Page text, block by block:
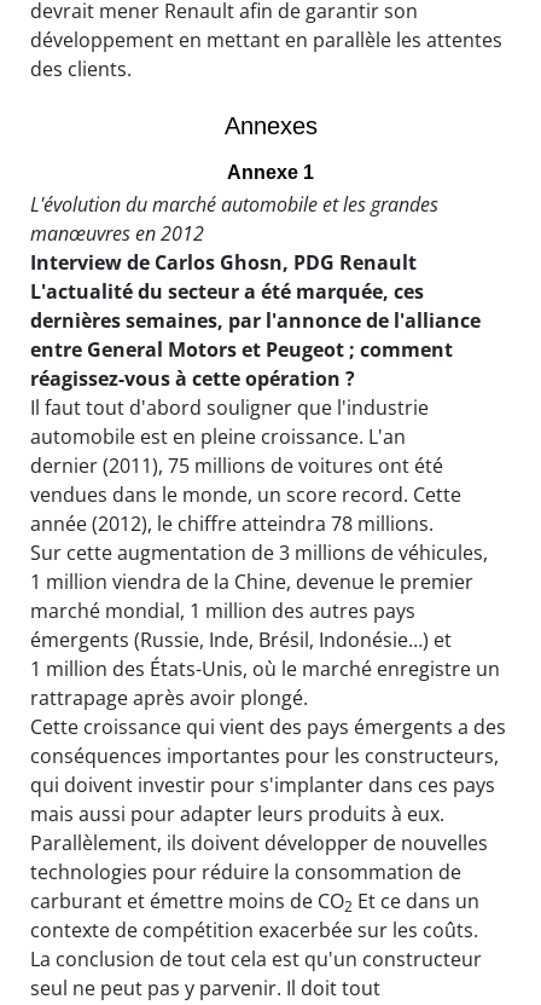
devrait mener Renault afin de garantir son
développement en mettant en parallèle les attentes
des clients.
Annexes
Annexe 1
L'évolution du marché automobile et les grandes
manœuvres en 2012
Interview de Carlos Ghosn, PDG Renault
L'actualité du secteur a été marquée, ces
dernières semaines, par l'annonce de l'alliance
entre General Motors et Peugeot ; comment
réagissez-vous à cette opération ?
Il faut tout d'abord souligner que l'industrie
automobile est en pleine croissance. L'an
dernier (2011), 75 millions de voitures ont été
vendues dans le monde, un score record. Cette
année (2012), le chiffre atteindra 78 millions.
Sur cette augmentation de 3 millions de véhicules,
1 million viendra de la Chine, devenue le premier
marché mondial, 1 million des autres pays
émergents (Russie, Inde, Brésil, Indonésie…) et
1 million des États-Unis, où le marché enregistre un
rattrapage après avoir plongé.
Cette croissance qui vient des pays émergents a des
conséquences importantes pour les constructeurs,
qui doivent investir pour s'implanter dans ces pays
mais aussi pour adapter leurs produits à eux.
Parallèlement, ils doivent développer de nouvelles
technologies pour réduire la consommation de
carburant et émettre moins de CO2 Et ce dans un
contexte de compétition exacerbée sur les coûts.
La conclusion de tout cela est qu'un constructeur
seul ne peut pas y parvenir. Il doit tout